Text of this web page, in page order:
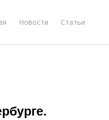
Новости Статьи